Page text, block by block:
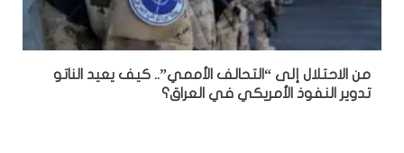
من الاحتلال إلى “التحالف الأممي”.. كيف يعيد الناتو
تدوير النفوذ الأمريكي في العراق؟